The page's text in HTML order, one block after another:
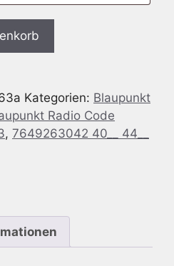
Kategorien: Blaupunkt
Radio Code
, 7649263042 40__ 44__